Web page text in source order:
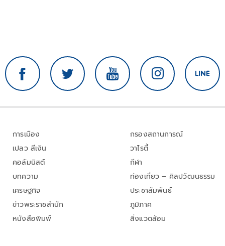
การเมือง
เปลว สีเงิน
คอลัมนิสต์
บทความ
เศรษฐกิจ
ข่าวพระราชสำนัก
หนังสือพิมพ์
กรองสถานการณ์
วาไรตี้
กีฬา
ท่องเที่ยว – ศิลปวัฒนธรรม
ประชาสัมพันธ์
ภูมิภาค
สิ่งแวดล้อม